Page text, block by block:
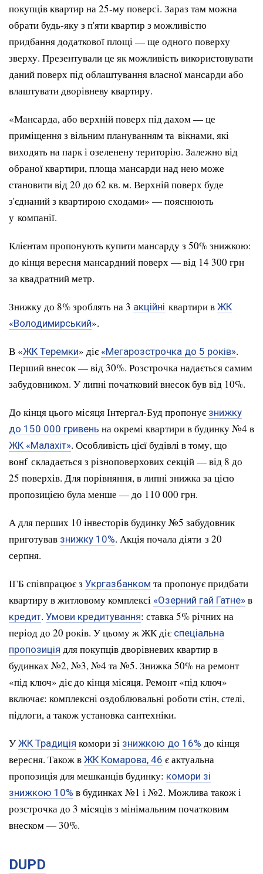
покупців квартир на 25-му поверсі. Зараз там можна
обрати будь-яку з п'яти квартир з можливістю
придбання додаткової площі — ще одного поверху
зверху. Презентували це як можливість використовувати
даний поверх під облаштування власної мансарди або
влаштувати дворівневу квартиру.
«Мансарда, або верхній поверх під дахом — це
приміщення з вільним плануванням та вікнами, які
виходять на парк і озеленену територію. Залежно від
обраної квартири, площа мансарди над нею може
становити від 20 до 62 кв. м. Верхній поверх буде
з'єднаний з квартирою сходами» — пояснюють
у компанії.
Клієнтам пропонують купити мансарду з 50% знижкою:
до кінця вересня мансардний поверх — від 14 300 грн
за квадратний метр.
Знижку до 8% зроблять на 3 акційні квартири в ЖК
«Володимирський».
В «ЖК Теремки» діє «Мегарозстрочка до 5 років».
Перший внесок — від 30%. Розстрочка надається самим
забудовником. У липні початковий внесок був від 10%.
До кінця цього місяця Інтергал-Буд пропонує знижку
до 150 000 гривень на окремі квартири в будинку №4 в
ЖК «Малахіт». Особливість цієї будівлі в тому, що
вонf складається з різноповерхових секцій — від 8 до
25 поверхів. Для порівняння, в липні знижка за цією
пропозицією була менше — до 110 000 грн.
А для перших 10 інвесторів будинку №5 забудовник
приготував знижку 10%. Акція почала діяти з 20
серпня.
ІГБ співпрацює з Укргазбанком та пропонує придбати
квартиру в житловому комплексі «Озерний гай Гатне» в
кредит. Умови кредитування: ставка 5% річних на
період до 20 років. У цьому ж ЖК діє спеціальна
пропозиція для покупців дворівневих квартир в
будинках №2, №3, №4 та №5. Знижка 50% на ремонт
«під ключ» діє до кінця місяця. Ремонт «під ключ»
включає: комплексні оздоблювальні роботи стін, стелі,
підлоги, а також установка сантехніки.
У ЖК Традиція комори зі знижкою до 16% до кінця
вересня. Також в ЖК Комарова, 46 є актуальна
пропозиція для мешканців будинку: комори зі
знижкою 10% в будинках №1 і №2. Можлива також і
розстрочка до 3 місяців з мінімальним початковим
внеском — 30%.
DUPD